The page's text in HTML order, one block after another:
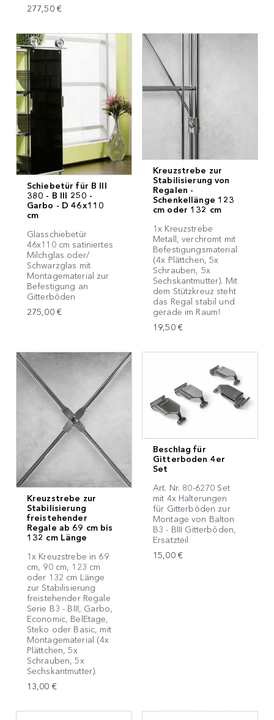
277,50 €
Schiebetür für B III
380 - B III 250 -
Garbo - D 46x110
cm
Glasschiebetür
46x110 cm satiniertes
Milchglas oder/
Schwarzglas mit
Montagematerial zur
Befestigung an
Gitterböden
275,00 €
Kreuzstrebe zur
Stabilisierung von
Regalen -
Schenkellänge 123
cm oder 132 cm
1x Kreuzstrebe
Metall, verchromt mit
Befestigungsmaterial
(4x Plättchen, 5x
Schrauben, 5x
Sechskantmutter). Mit
dem Stützkreuz steht
das Regal stabil und
gerade im Raum!
19,50 €
Kreuzstrebe zur
Stabilisierung
freistehender
Regale ab 69 cm bis
132 cm Länge
1x Kreuzstrebe in 69
cm, 90 cm, 123 cm
oder 132 cm Länge
zur Stabilisierung
freistehender Regale
Serie B3 - BIII, Garbo,
Economic, BelEtage,
Steko oder Basic, mit
Montagematerial (4x
Plättchen, 5x
Schrauben, 5x
Sechskantmutter).
13,00 €
Beschlag für
Gitterboden 4er
Set
Art. Nr. 80-6270 Set
mit 4x Halterungen
für Gitterböden zur
Montage von Balton
B3 - BIII Gitterböden,
Ersatzteil
15,00 €